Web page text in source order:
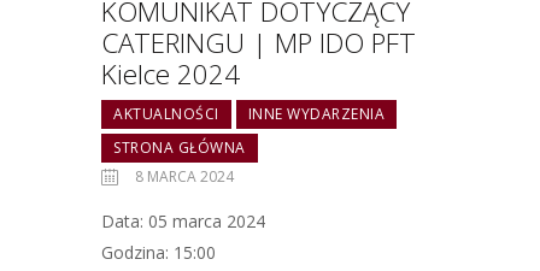
KOMUNIKAT DOTYCZĄCY
CATERINGU | MP IDO PFT
Kielce 2024
AKTUALNOŚCI
INNE WYDARZENIA
STRONA GŁÓWNA
8 MARCA 2024
Data: 05 marca 2024
Godzina: 15:00